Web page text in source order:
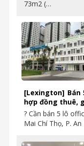
73m2 (…
[Lexington]
hợp đồng thuê,
? Cần bán 5 lô
Mai Chí Thọ, P.